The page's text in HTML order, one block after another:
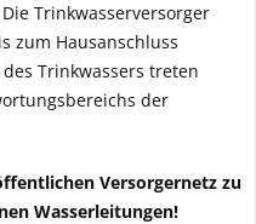
Trinkwasserversorger
zum Hausanschluss
Trinkwassers treten
der
Versorgernetz zu
Wasserleitungen!